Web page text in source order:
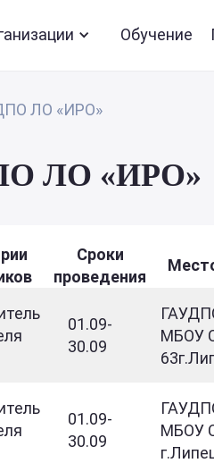
Обучение
ЛО «ИРО»
ЛО «ИРО»
Сроки
проведения
01.09-
30.09
МБОУ
01.09-
30.09
МБОУ